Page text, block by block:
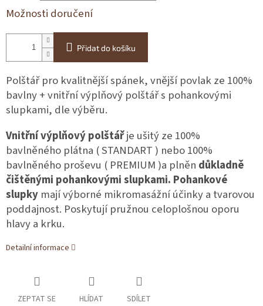
Možnosti doručení
Přidat do košíku
Polštář pro kvalitnější spánek, vnější povlak ze 100%
bavlny + vnitřní výplňový polštář s pohankovými
slupkami, dle výběru.
Vnitřní výplňový polštářje ušitý ze 100%
bavlněného plátna ( STANDART ) nebo 100%
bavlněného proševu ( PREMIUM )a plněn důkladně
čištěnými pohankovými slupkami. Pohankové
slupky mají výborné mikromasážní účinky a tvarovou
poddajnost. Poskytují pružnou celoplošnou oporu
hlavy a krku.
Detailní informace
ZEPTAT SE HLÍDAT SDÍLET